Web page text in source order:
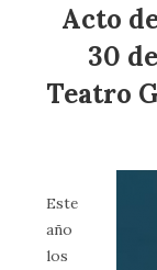
Acto
30
Teatro
Este
año
los